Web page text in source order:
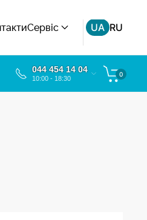
Сервіс UA RU
044 454 14 04
10:00 - 18:30
0